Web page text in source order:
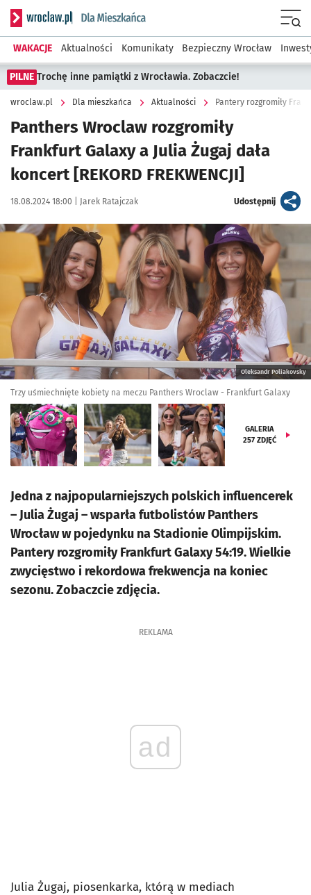
Serwis informacyjny wroclaw.pl podserwis: Dla mieszkańca
WAKACJE Aktualności Komunikaty Bezpieczny Wrocław
PILNE Trochę inne pamiątki z Wrocławia. Zobaczcie!
wroclaw.pl Dla mieszkańca Aktualności Pantery rozgromiły
Panthers Wroclaw rozgromiły
Frankfurt Galaxy a Julia Żugaj dała
koncert [REKORD FREKWENCJI]
Data publikacji:
18.08.2024 18:00 | Autor:
Jarek Ratajczak Udostępnijartykuł
Kliknij, aby zobaczyć galerię
Oleksandr Poliakovsky
Trzy uśmiechnięte kobiety na meczu Panthers Wroclaw - Frankfurt Galaxy
GALERIA
257 ZDJĘĆ
Jedna z najpopularniejszych polskich influencerek
– Julia Żugaj – wsparła futbolistów Panthers
Wrocław w pojedynku na Stadionie Olimpijskim.
Pantery rozgromiły Frankfurt Galaxy 54:19. Wielkie
zwycięstwo i rekordowa frekwencja na koniec
sezonu. Zobaczcie zdjęcia.
REKLAMA
ad
Julia Żugaj, piosenkarka, którą w mediach